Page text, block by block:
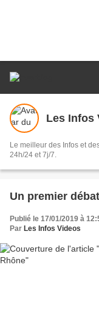
Les Infos
Le meilleur des Infos et
24h/24 et 7j/7.
Un premier
Publié le 17/01/2019 à
Par Les Infos Videos